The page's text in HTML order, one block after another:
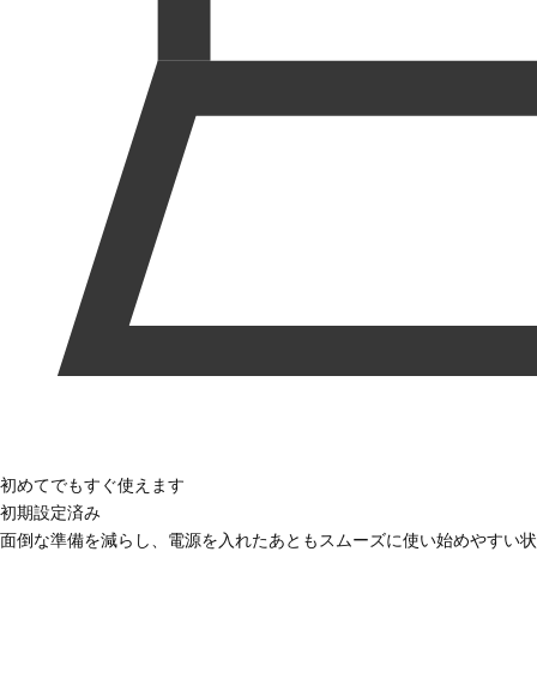
初めてでもすぐ使えます
初期設定済み
面倒な準備を減らし、電源を入れたあともスムーズに使い始めやすい